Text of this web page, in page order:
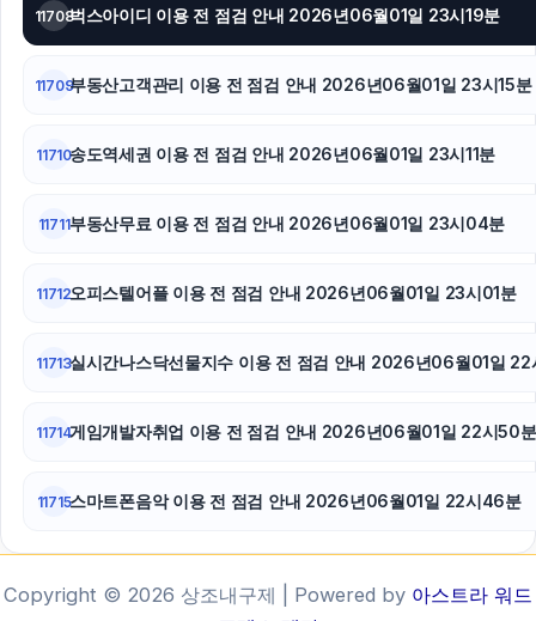
11708벅스아이디 이용 전 점검 안내 2026년06월01일 23시19분
11709부동산고객관리 이용 전 점검 안내 2026년06월01일 23시15분
11710송도역세권 이용 전 점검 안내 2026년06월01일 23시11분
11711부동산무료 이용 전 점검 안내 2026년06월01일 23시04분
11712오피스텔어플 이용 전 점검 안내 2026년06월01일 23시01분
11713실시간나스닥선물지수 이용 전 점검 안내 2026년06월01일
11714게임개발자취업 이용 전 점검 안내 2026년06월01일 22시50분
11715스마트폰음악 이용 전 점검 안내 2026년06월01일 22시46분
Copyright © 2026 상조내구제 | Powered by 아스트라 워드